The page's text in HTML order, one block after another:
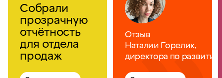
Собрали
прозрачную
отчётность
для отдела
продаж
Отзыв
Наталии Горелик,
директора по